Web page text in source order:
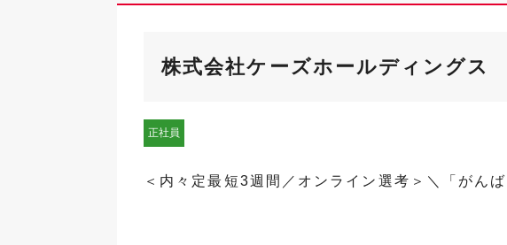
株式会社ケーズホールディングス
正社員
＜内々定最短3週間／オンライン選考＞＼「がん